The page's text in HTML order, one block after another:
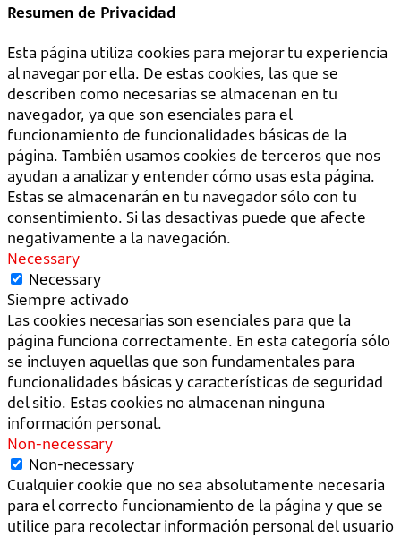
Resumen de Privacidad
Esta página utiliza cookies para mejorar tu experiencia
al navegar por ella. De estas cookies, las que se
describen como necesarias se almacenan en tu
navegador, ya que son esenciales para el
funcionamiento de funcionalidades básicas de la
página. También usamos cookies de terceros que nos
ayudan a analizar y entender cómo usas esta página.
Estas se almacenarán en tu navegador sólo con tu
consentimiento. Si las desactivas puede que afecte
negativamente a la navegación.
Necessary
Necessary
Siempre activado
Las cookies necesarias son esenciales para que la
página funciona correctamente. En esta categoría sólo
se incluyen aquellas que son fundamentales para
funcionalidades básicas y características de seguridad
del sitio. Estas cookies no almacenan ninguna
información personal.
Non-necessary
Non-necessary
Cualquier cookie que no sea absolutamente necesaria
para el correcto funcionamiento de la página y que se
utilice para recolectar información personal del usuario